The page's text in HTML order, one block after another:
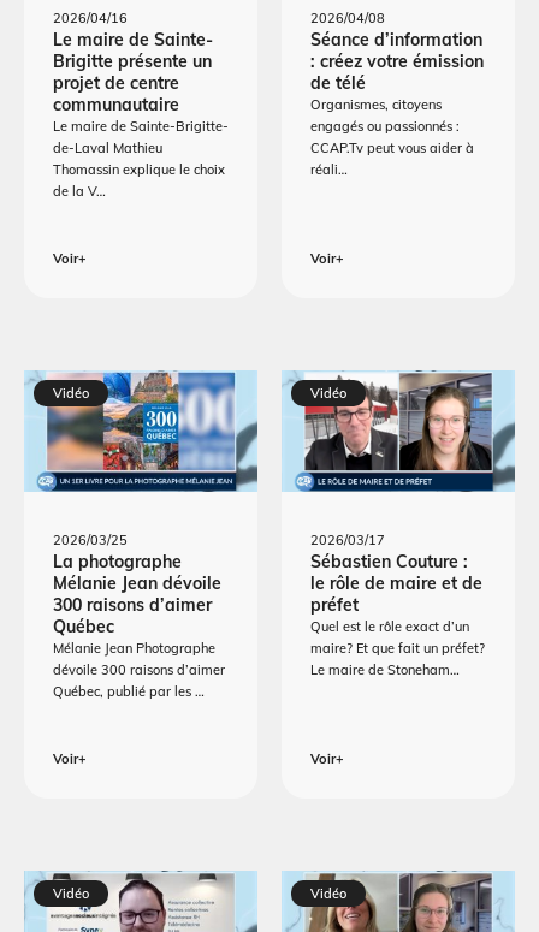
2026/04/16
Le maire de Sainte-
Brigitte présente un
projet de centre
communautaire
Le maire de Sainte-Brigitte-
de-Laval Mathieu
Thomassin explique le choix
de la V…
Voir+
2026/04/08
Séance d’information
: créez votre émission
de télé
Organismes, citoyens
engagés ou passionnés :
CCAP.Tv peut vous aider à
réali…
Voir+
Vidéo
2026/03/25
La photographe
Mélanie Jean dévoile
300 raisons d’aimer
Québec
Mélanie Jean Photographe
dévoile 300 raisons d’aimer
Québec, publié par les …
Voir+
Vidéo
2026/03/17
Sébastien Couture :
le rôle de maire et de
préfet
Quel est le rôle exact d’un
maire? Et que fait un préfet?
Le maire de Stoneham…
Voir+
Vidéo Vidéo